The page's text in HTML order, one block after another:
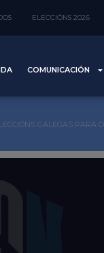
ELECCIÓNS 2026
COMUNICACIÓN
GALEGAS PARA